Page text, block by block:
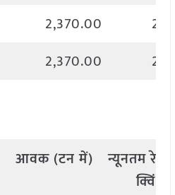
2,370.00
2,370.00
आवक (टनमें) न्यूनतमरेट
क्विं.)